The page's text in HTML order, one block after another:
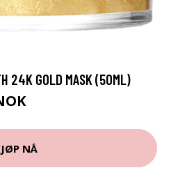
24K GOLD MASK (50ML)
NÅ